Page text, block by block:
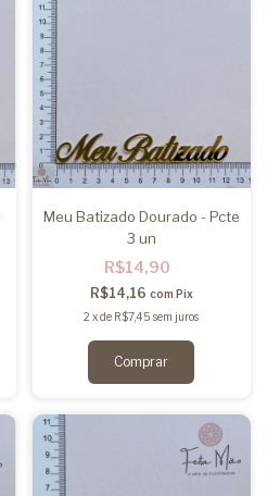
Meu Batizado Dourado - Pcte
3 un
R$14,90
R$14,16 com Pix
2 xde R$7,45 sem juros